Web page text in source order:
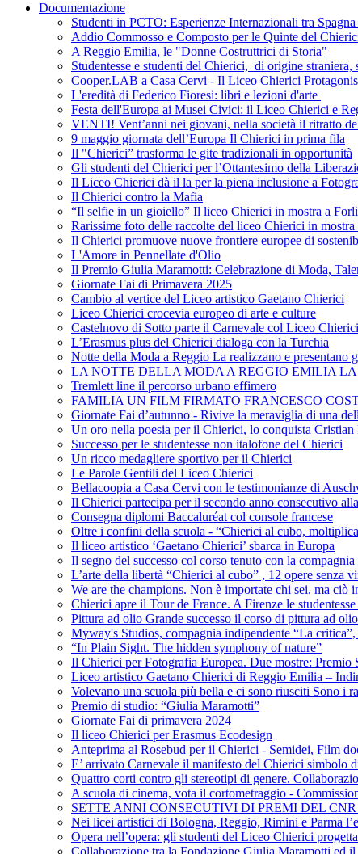
Documentazione
Studenti in PCTO: Esperienze Internazionali tra Spagna
Addio Commosso e Composto per le Quinte del
A Reggio Emilia, le "Donne Costruttrici di Storia"
Studentesse e studenti del Chierici, di origine
Cooper.LAB a Casa Cervi - Il Liceo Chierici
L'eredità di Federico Fioresi: libri e lezioni d'arte
Festa dell'Europa ai Musei Civici: il Liceo Chierici e
VENTI! Vent’anni nei giovani, nella società il ritratto
9 maggio giornata dell’Europa Il Chierici in prima fila
Il "Chierici” trasforma le gite tradizionali in opportunità
Gli studenti del Chierici per l’Ottantesimo della
Il Liceo Chierici dà il la per la piena inclusione a
Il Chierici contro la Mafia
“Il selfie in un gioiello” Il liceo Chierici in mostra a
Rarissime foto delle raccolte del liceo Chierici in
Il Chierici promuove nuove frontiere europee di
L'Amore in Pennellate d'Olio
Il Premio Giulia Maramotti: Celebrazione di Moda,
Giornate Fai di Primavera 2025
Cambio al vertice del Liceo artistico Gaetano Chierici
Liceo Chierici crocevia europeo di arte e culture
Castelnovo di Sotto parte il Carnevale col Liceo Chierici
L’Erasmus plus del Chierici dialoga con la Turchia
Notte della Moda a Reggio La realizzano e presentano
LA NOTTE DELLA MODA A REGGIO EMILIA
Tremlett line il percorso urbano effimero
FAMILIA UN FILM FIRMATO FRANCESCO
Giornate Fai d’autunno - Rivive la meraviglia di una
Un oro nella poesia per il Chierici, lo conquista Cristian
Successo per le studentesse non italofone del Chierici
Un ricco medagliere sportivo per il Chierici
Le Parole Gentili del Liceo Chierici
Bellacoopia a Casa Cervi con le testimonianze di
Il Chierici partecipa per il secondo anno consecutivo
Consegna diplomi Baccaluréat col console francese
Oltre i confini della scuola - “Chierici al cubo,
Il liceo artistico ‘Gaetano Chierici’ sbarca in Europa
Il segno del successo col corso tenuto con la
L’arte della libertà “Chierici al cubo” , 12 opere senza
We are the champions. Non è importate chi sei, ma ciò
Chierici apre il Tour de France. A Firenze le
Pittura ad olio Grande successo il corso di pittura ad
Myway's Studios, compagnia indipendente “La
“In Plain Sight. The hidden symphony of nature”
Il Chierici per Fotografia Europea. Due mostre:
Liceo artistico Gaetano Chierici di Reggio Emilia –
Volevano una scuola più bella e ci sono riusciti Sono i
Premio di studio: “Giulia Maramotti”
Giornate Fai di primavera 2024
Il liceo Chierici per Erasmus Ecodesign
Anteprima al Rosebud per il Chierici - Semidei, Film
E’ arrivato Carnevale il manifesto del Chierici simbolo
Quattro corti contro gli stereotipi di genere.
A scuola di cinema, vota il cortometraggio -
SETTE ANNI CONSECUTIVI DI PREMI DEL
Nei licei artistici di Bologna, Reggio, Rimini e Parma
Opera nell’opera: gli studenti del Liceo Chierici